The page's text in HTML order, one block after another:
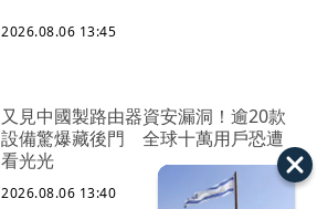
2026.08.06 13:45
又見中國製路由器資安漏洞！逾20款
設備驚爆藏後門 全球十萬用戶恐遭
看光光
2026.08.06 13:40